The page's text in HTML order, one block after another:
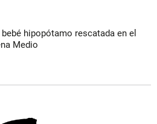
hipopótamo rescatada en el
Medio